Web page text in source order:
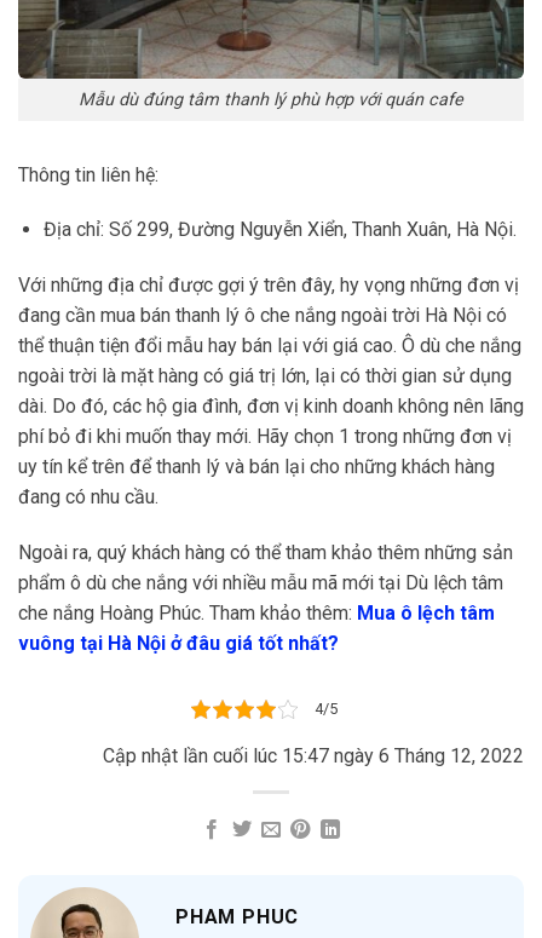
Mẫu dù đúng tâm thanh lý phù hợp với quán cafe
Thông tin liên hệ:
Địa chỉ: Số 299, Đường Nguyễn Xiển, Thanh Xuân, Hà Nội.
Với những địa chỉ được gợi ý trên đây, hy vọng những đơn vị
đang cần mua bán thanh lý ô che nắng ngoài trời Hà Nội có
thể thuận tiện đổi mẫu hay bán lại với giá cao. Ô dù che nắng
ngoài trời là mặt hàng có giá trị lớn, lại có thời gian sử dụng
dài. Do đó, các hộ gia đình, đơn vị kinh doanh không nên lãng
phí bỏ đi khi muốn thay mới. Hãy chọn 1 trong những đơn vị
uy tín kể trên để thanh lý và bán lại cho những khách hàng
đang có nhu cầu.
Ngoài ra, quý khách hàng có thể tham khảo thêm những sản
phẩm ô dù che nắng với nhiều mẫu mã mới tại Dù lệch tâm
che nắng Hoàng Phúc. Tham khảo thêm: Mua ô lệch tâm
vuông tại Hà Nội ở đâu giá tốt nhất?
4/5
Cập nhật lần cuối lúc 15:47 ngày 6 Tháng 12, 2022
PHAM PHUC